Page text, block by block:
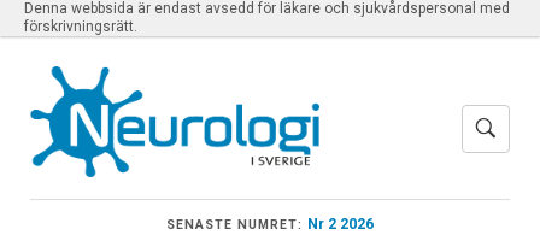
Denna webbsida är endast avsedd för läkare och sjukvårdspersonal med
förskrivningsrätt.
SENASTE NUMRET: Nr 2 2026